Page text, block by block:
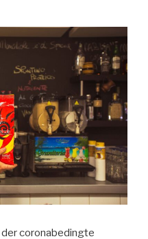
der coronabedingte